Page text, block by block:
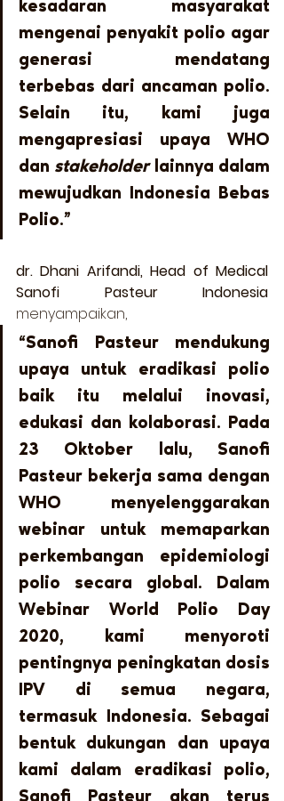
kesadaran masyarakat
mengenai penyakit polio agar
generasi mendatang
terbebas dari ancaman polio.
Selain itu, kami juga
mengapresiasi upaya WHO
dan stakeholder lainnya dalam
mewujudkan Indonesia Bebas
Polio.”
dr. Dhani Arifandi, Head of Medical
Sanofi Pasteur Indonesia
menyampaikan,
“Sanofi Pasteur mendukung
upaya untuk eradikasi polio
baik itu melalui inovasi,
edukasi dan kolaborasi. Pada
23 Oktober lalu, Sanofi
Pasteur bekerja sama dengan
WHO menyelenggarakan
webinar untuk memaparkan
perkembangan epidemiologi
polio secara global. Dalam
Webinar World Polio Day
2020, kami menyoroti
pentingnya peningkatan dosis
IPV di semua negara,
termasuk Indonesia. Sebagai
bentuk dukungan dan upaya
kami dalam eradikasi polio,
Sanofi Pasteur akan terus